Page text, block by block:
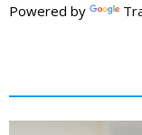
Powered by